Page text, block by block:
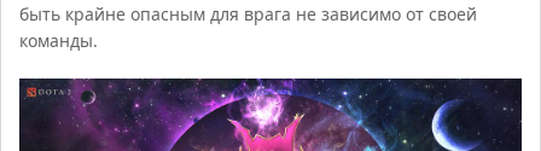
быть крайне опасным для врага не зависимо от своей
команды.